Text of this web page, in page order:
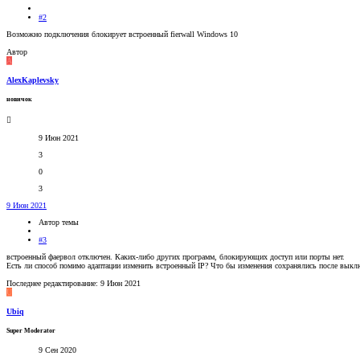
#2
Возможно подключения блокирует встроенный fierwall Windows 10
Автор
A
AlexKaplevsky
новичок
9 Июн 2021
3
0
3
9 Июн 2021
Автор темы
#3
встроенный фаервол отключен. Каких-либо других программ, блокирующих доступ или порты нет.
Есть ли способ помимо адаптации изменить встроенный IP? Что бы изменения сохранялись после
Последнее редактирование: 9 Июн 2021
U
Ubiq
Super Moderator
9 Сен 2020